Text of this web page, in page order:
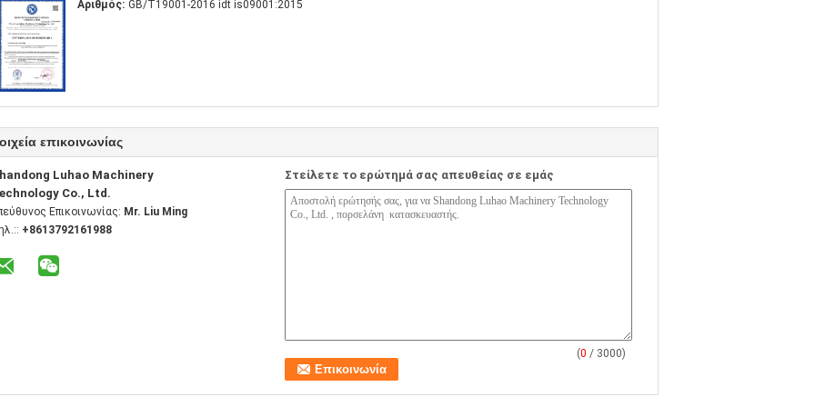
Αριθμός: GB/T19001-2016 idt is09001:2015
επικοινωνίας
Luhao Machinery
Co., Ltd.
Επικοινωνίας: Mr. Liu Ming
+8613792161988
Στείλετε το ερώτημά σας απευθείας σε εμάς
(0 / 3000)